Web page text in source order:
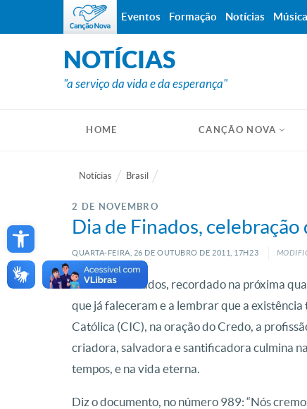
Open toolbar
NOTÍCIAS
"a serviço da vida e da esperança"
HOME CANÇÃO NOVA
Notícias Brasil
2 DE NOVEMBRO
Dia de Finados, celebração
QUARTA-FEIRA, 26 DE OUTUBRO DE 2011, 17H23
No Dia de Finados, recordado na próxima
que já faleceram e a lembrar que a
Católica (CIC), na oração do Credo, a
criadora, salvadora e santificadora culmina
tempos, e na vida eterna.
Diz o documento, no número 989: “Nós
Eventos Formação Notícias Música